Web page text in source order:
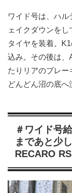
ワイド号は、ハ
ェイクダウンを
タイヤを装着。
込み。その後は、
たりリアのブレー
どんどん沼の底へ
＃ワイド号
まであと少
RECARO